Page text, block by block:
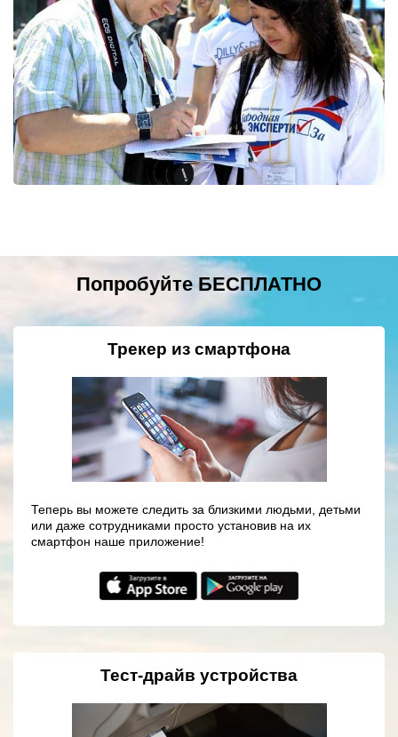
Попробуйте БЕСПЛАТНО
Трекер из смартфона
Теперь вы можете следить за близкими людьми, детьми
или даже сотрудниками просто установив на их
смартфон наше приложение!
Тест-драйв устройства